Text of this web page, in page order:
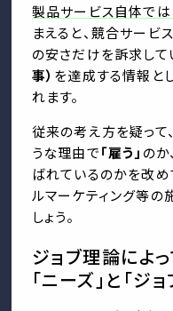
製品サービス自体では
まえると、競合サービ
の安さだけを訴求して
事） を達成する情報と
れます。
従来の考え方を疑って
うな理由で「雇う」 の
ばれているのかを改め
ルマーケティング等の
しょう。
ジョブ理論によ
「ニーズ」と「ジ